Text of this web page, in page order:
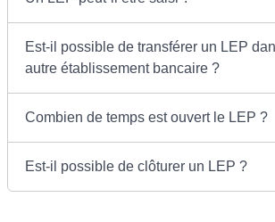
Est-il possible de transférer un LEP
autre établissement bancaire ?
Combien de temps est ouvert le LEP ?
Est-il possible de clôturer un LEP ?